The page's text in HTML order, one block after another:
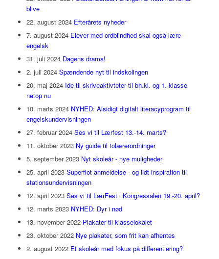
blive
22. august 2024 Efterårets nyheder
7. august 2024 Elever med ordblindhed skal også lære
engelsk
31. juli 2024 Dagens drama!
2. juli 2024 Spændende nyt til indskolingen
20. maj 2024 Ide til skriveaktivteter til bh.kl. og 1. klasse
netop nu
10. marts 2024 NYHED: Alsidigt digitalt literacyprogram til
engelskundervisningen
27. februar 2024 Ses vi til Lærfest 13.-14. marts?
11. oktober 2023 Ny guide til tolærerordninger
5. september 2023 Nyt skoleår - nye muligheder
25. april 2023 Superflot anmeldelse - og lidt inspiration til
stationsundervisningen
12. april 2023 Ses vi til LærFest i Kongressalen 19.-20. april?
12. marts 2023 NYHED: Dyr i nød
13. november 2022 Plakater til klasselokalet
23. oktober 2022 Nye plakater, som frit kan afhentes
2. august 2022 Et skoleår med fokus på differentiering?